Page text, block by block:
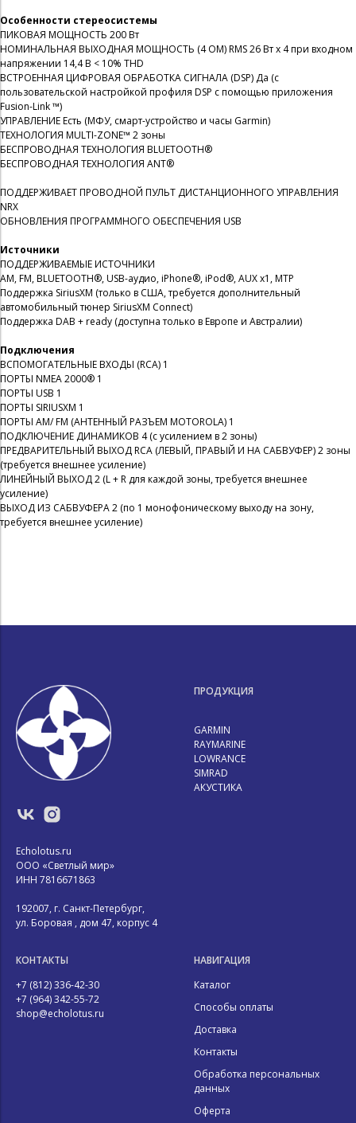
Особенности стереосистемы
ПИКОВАЯ МОЩНОСТЬ 200 Вт
НОМИНАЛЬНАЯ ВЫХОДНАЯ МОЩНОСТЬ (4 ОМ) RMS 26 Вт x 4 при входном
напряжении 14,4 В < 10% THD
ВСТРОЕННАЯ ЦИФРОВАЯ ОБРАБОТКА СИГНАЛА (DSP) Да (с
пользовательской настройкой профиля DSP с помощью приложения
Fusion-Link ™)
УПРАВЛЕНИЕ Есть (МФУ, смарт-устройство и часы Garmin)
ТЕХНОЛОГИЯ MULTI-ZONE™️ 2 зоны
БЕСПРОВОДНАЯ ТЕХНОЛОГИЯ BLUETOOTH®
БЕСПРОВОДНАЯ ТЕХНОЛОГИЯ ANT®
ПОДДЕРЖИВАЕТ ПРОВОДНОЙ ПУЛЬТ ДИСТАНЦИОННОГО УПРАВЛЕНИЯ
NRX
ОБНОВЛЕНИЯ ПРОГРАММНОГО ОБЕСПЕЧЕНИЯ USB
Источники
ПОДДЕРЖИВАЕМЫЕ ИСТОЧНИКИ
AM, FM, BLUETOOTH®, USB-аудио, iPhone®, iPod®, AUX x1, MTP
Поддержка SiriusXM (только в США, требуется дополнительный
автомобильный тюнер SiriusXM Connect)
Поддержка DAB + ready (доступна только в Европе и Австралии)
Подключения
ВСПОМОГАТЕЛЬНЫЕ ВХОДЫ (RCA) 1
ПОРТЫ NMEA 2000® 1
ПОРТЫ USB 1
ПОРТЫ SIRIUSXM 1
ПОРТЫ AM/ FM (АНТЕННЫЙ РАЗЪЕМ MOTOROLA) 1
ПОДКЛЮЧЕНИЕ ДИНАМИКОВ 4 (с усилением в 2 зоны)
ПРЕДВАРИТЕЛЬНЫЙ ВЫХОД RCA (ЛЕВЫЙ, ПРАВЫЙ И НА САБВУФЕР) 2 зоны
(требуется внешнее усиление)
ЛИНЕЙНЫЙ ВЫХОД 2 (L + R для каждой зоны, требуется внешнее
усиление)
ВЫХОД ИЗ САБВУФЕРА 2 (по 1 монофоническому выходу на зону,
требуется внешнее усиление)
Echolotus.ru
ООО «Светлый мир»
ИНН 7816671863
192007, г. Санкт-Петербург,
ул. Боровая , дом 47, корпус 4
ПРОДУКЦИЯ
GARMIN
RAYMARINE
LOWRANCE
SIMRAD
АКУСТИКА
КОНТАКТЫ
+7 (812) 336-42-30
+7 (964) 342-55-72
shop@echolotus.ru
НАВИГАЦИЯ
Каталог
Способы оплаты
Доставка
Контакты
Обработка персональных
данных
Оферта